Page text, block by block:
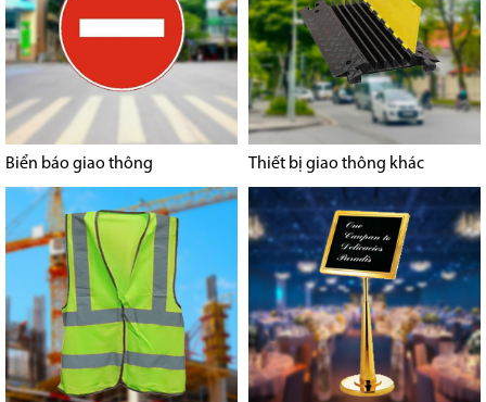
Biển báo giao thông Thiết bị giao thông khác